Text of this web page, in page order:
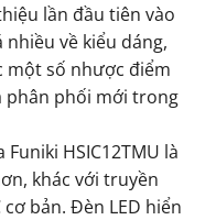
lần đầu tiên vào
về kiểu dáng,
một số nhược điểm
phân phối mới trong
HSIC12TMU là
khác với truyền
bản. Đèn LED hiển